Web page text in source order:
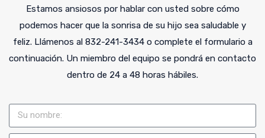
Estamos ansiosos por hablar con usted sobre cómo
podemos hacer que la sonrisa de su hijo sea saludable y
feliz. Llámenos al 832-241-3434 o complete el formulario a
continuación. Un miembro del equipo se pondrá en contacto
dentro de 24 a 48 horas hábiles.